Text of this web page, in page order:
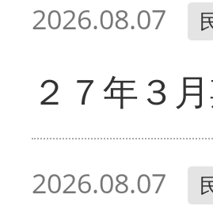
2026.08.07
２７年３
2026.08.07